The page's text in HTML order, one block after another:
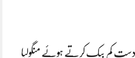
کم بیک کرتے ہوئے منگولیا